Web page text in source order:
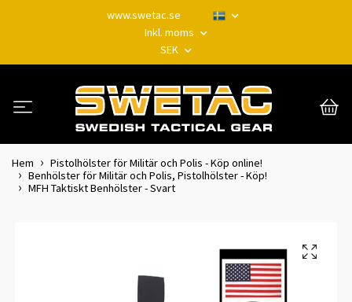
www.swetac.se
Inkl. moms
SEK
Hem
Pistolhölster för Militär och Polis - Köp online!
Benhölster för Militär och Polis, Pistolhölster - Köp!
MFH Taktiskt Benhölster - Svart